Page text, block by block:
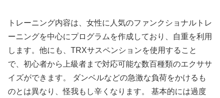
トレーニング内容は、女性に人気のファンクショナルトレ
ーニングを中心にプログラムを作成しており、自重を利用
します。他にも、TRXサスペンションを使用すること
で、初心者から上級者まで対応可能な数百種類のエクササ
イズができます。 ダンベルなどの急激な負荷をかけるも
のとは異なり、怪我もし辛くなります。 基本的には過度